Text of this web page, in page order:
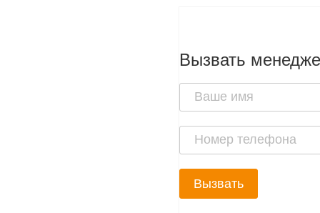
Вызвать
Вызвать